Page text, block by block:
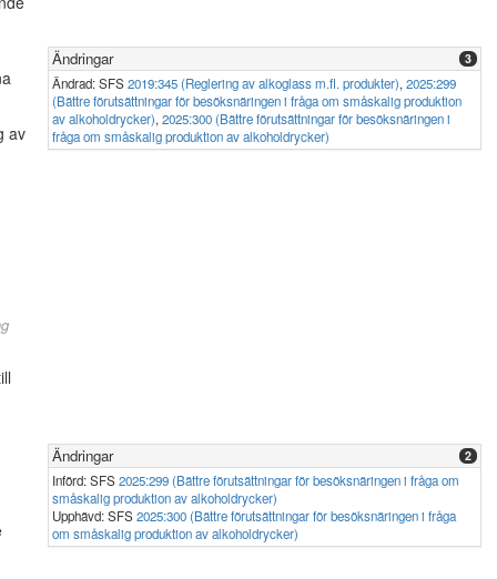
av
Ändringar 3
Ändrad: SFS2019:345 (Reglering av alkoglass m.fl. produkter),2025:299
(Bättre förutsättningar för besöksnäringen i fråga om småskalig produktion
av alkoholdrycker),2025:300 (Bättre förutsättningar för besöksnäringen i
fråga om småskalig produktion av alkoholdrycker)
Ändringar 2
Införd: SFS2025:299 (Bättre förutsättningar för besöksnäringen i fråga om
småskalig produktion av alkoholdrycker)
Upphävd: SFS2025:300 (Bättre förutsättningar för besöksnäringen i fråga
om småskalig produktion av alkoholdrycker)